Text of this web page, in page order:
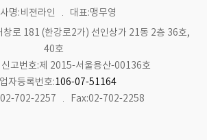
명:비젼라인
대표:맹무영
창로 181 (한강로2가) 선인상가 21동 2층 36호,
40호
고번호:제 2015-서울용산-00136호
자등록번호:106-07-51164
702-2257
Fax:02-702-2258